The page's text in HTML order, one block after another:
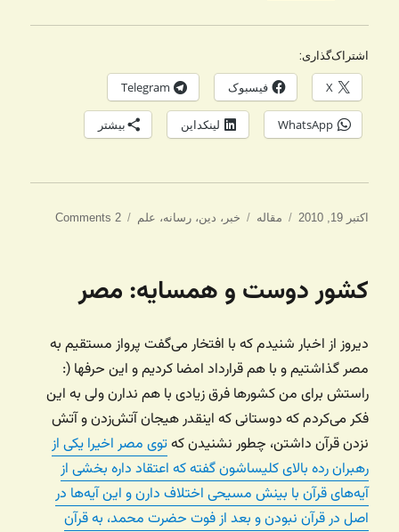
اشتراک‌گذاری:
X فیسبوک Telegram
WhatsApp لینکداین بیشتر
ارسال
اکتبر 19, 2010 دسته‌ها
مقاله برچسب‌ها
خبر ، دین،رسانه، علم 2 Comments
کشور دوست و همسایه: مصر
دیروز از اخبار شنیدم که با افتخار می‌گفت پرواز مستقیم به
مصر گذاشتیم و با هم قرارداد امضا کردیم و این حرفها (:
راستش برای من کشورها فرق زیادی با هم ندارن ولی به این
فکر می‌کردم که دوستانی که اینقدر هیجان آتش‌زدن و آتش
نزدن قرآن داشتن، چطور نشنیدن کهتوی مصر اخیرا یکی از
رهبران رده بالای کلیساشون گفته که اعتقاد داره بخشی از
آیه‌های قرآن با بینش مسیحی اختلاف دارن و این آیه‌ها در
اصل در قرآن نبودن و بعد از فوت حضرت محمد، به قرآن